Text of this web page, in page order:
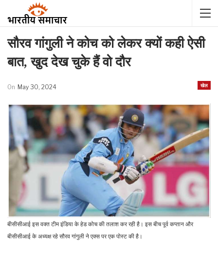
सौरव गांगुली ने कोच को लेकर क्यों कही ऐसी
बात, खुद देख चुके हैं वो दौर
खेल
On May 30, 2024
बीसीसीआई इस वक्त टीम इंडिया के हेड कोच की तलाश कर रही है। इस बीच पूर्व कप्तान और
बीसीसीआई के अध्यक्ष रहे सौरव गांगुली ने एक्स पर एक पोस्ट ​की है।